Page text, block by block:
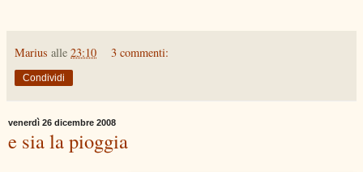
Marius alle 23:10 3 commenti:
Condividi
venerdì 26 dicembre 2008
e sia la pioggia